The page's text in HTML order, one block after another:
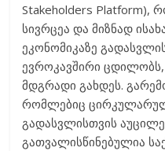
Stakeholders Platform),
სივრცეა და მიზნად
ეკონომიკაზე
ევროკავშირი
მდგრადი გახდეს.
რომლებიც
გადასვლისთვის
გათვალისწინებულია